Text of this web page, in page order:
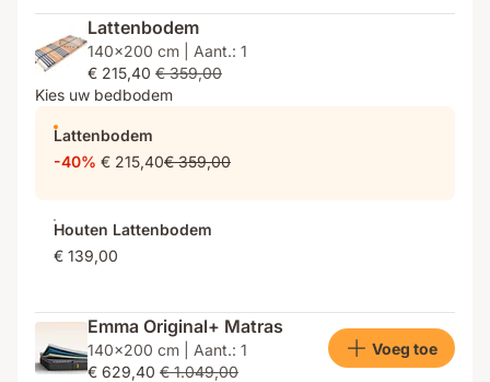
Lattenbodem
140x200 cm | Aant.: 1
€ 215,40 € 359,00
Kies uw bedbodem
Lattenbodem
-40% € 215,40€ 359,00
Houten Lattenbodem
€ 139,00
Emma Original+ Matras
140x200 cm | Aant.: 1
€ 629,40 € 1.049,00
Voeg toe